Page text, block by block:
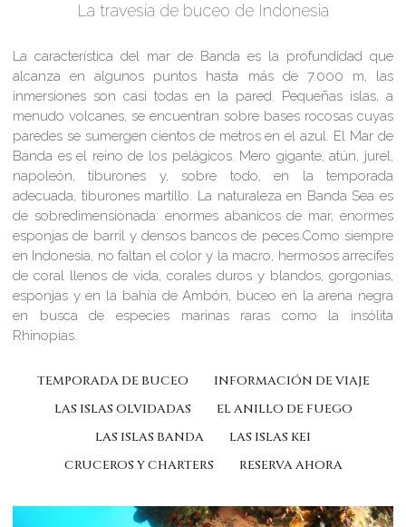
La travesía de buceo de Indonesia
La característica del mar de Banda es la profundidad que
alcanza en algunos puntos hasta más de 7.000 m, las
inmersiones son casi todas en la pared. Pequeñas islas, a
menudo volcanes, se encuentran sobre bases rocosas cuyas
paredes se sumergen cientos de metros en el azul. El Mar de
Banda es el reino de los pelágicos. Mero gigante, atún, jurel,
napoleón, tiburones y, sobre todo, en la temporada
adecuada, tiburones martillo. La naturaleza en Banda Sea es
de sobredimensionada: enormes abanicos de mar, enormes
esponjas de barril y densos bancos de peces.Como siempre
en Indonesia, no faltan el color y la macro, hermosos arrecifes
de coral llenos de vida, corales duros y blandos, gorgonias,
esponjas y en la bahía de Ambón, buceo en la arena negra
en busca de especies marinas raras como la insólita
Rhinopias.
TEMPORADA DE BUCEO
INFORMACIÓN DE VIAJE
LAS ISLAS OLVIDADAS
EL ANILLO DE FUEGO
LAS ISLAS BANDA
LAS ISLAS KEI
CRUCEROS Y CHARTERS
RESERVA AHORA